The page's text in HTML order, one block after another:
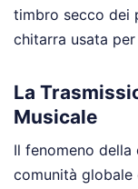
timbro secco dei
chitarra usata
La
Musicale
Il fenomeno della
comunità